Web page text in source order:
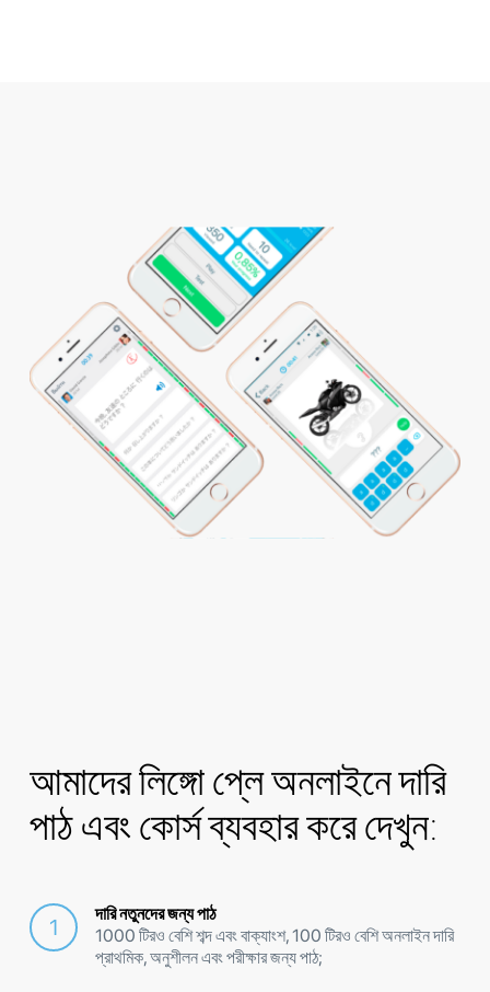
আমাদের লিঙ্গো প্লে অনলাইনে দারি
পাঠ এবং কোর্স ব্যবহার করে দেখুন:
দারি নতুনদের জন্য পাঠ
1000 টিরও বেশি শব্দ এবং বাক্যাংশ, 100 টিরও বেশি অনলাইন দারি
প্রাথমিক, অনুশীলন এবং পরীক্ষার জন্য পাঠ;